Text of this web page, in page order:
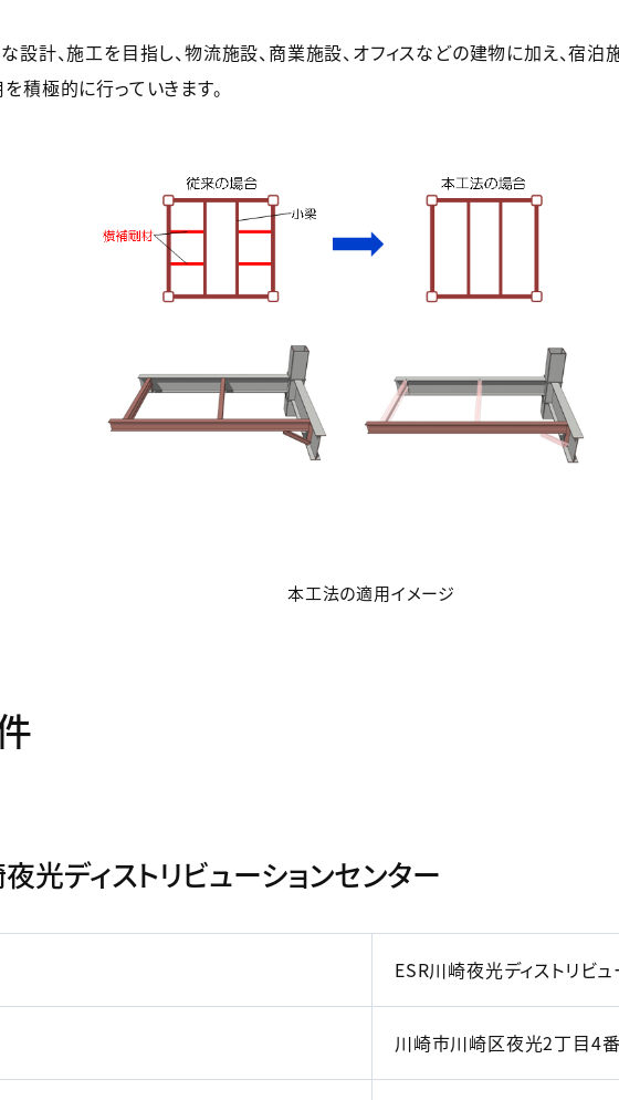
設計、施工を目指し、物流施設、商業施設、オフィスなどの建物に加え、宿
積極的に行っていきます。
本工法の適用イメージ
光ディストリビューションセンター
ESR川崎夜光ディストリビ
川崎市川崎区夜光2丁目4